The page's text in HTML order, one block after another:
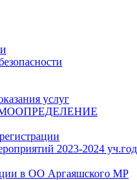
услуг
2023-2024 уч.год
в ОО Аргаяшского МР